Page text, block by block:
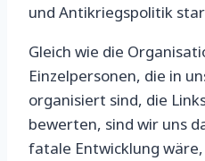
und Antikriegspolitik
Gleich wie die
Einzelpersonen, die in
organisiert sind, die
bewerten, sind wir uns
fatale Entwicklung